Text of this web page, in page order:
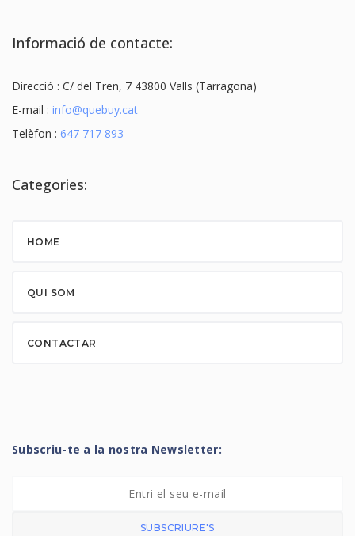
Informació de contacte:
Direcció : C/ del Tren, 7 43800 Valls (Tarragona)
E-mail : info@quebuy.cat
Telèfon : 647 717 893
Categories:
HOME
QUI SOM
CONTACTAR
Subscriu-te a la nostra Newsletter:
SUBSCRIURE'S